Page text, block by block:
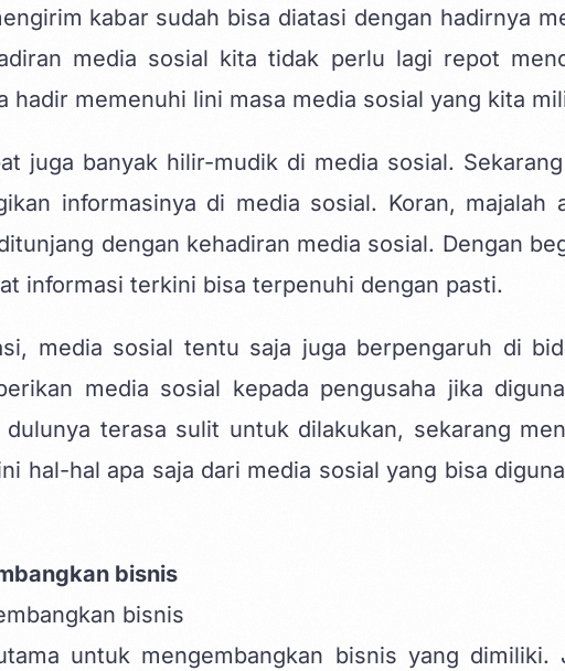
kabar sudah bisa diatasi dengan hadirnya
media sosial kita tidak perlu lagi repot
hadir memenuhi lini masa media sosial yang kita
juga banyak hilir-mudik di media sosial.
informasinya di media sosial. Koran, majalah
dengan kehadiran media sosial. Dengan
informasi terkini bisa terpenuhi dengan pasti.
media sosial tentu saja juga berpengaruh di
media sosial kepada pengusaha jika
terasa sulit untuk dilakukan, sekarang
hal-hal apa saja dari media sosial yang bisa
bisnis
untuk mengembangkan bisnis yang dimiliki.